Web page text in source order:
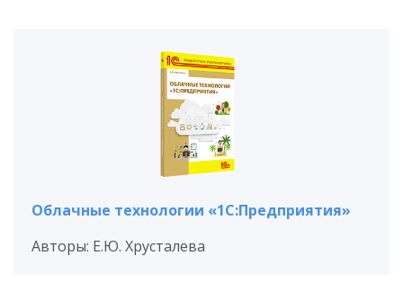
Облачные технологии «1С:Предприятия»
Авторы: Е.Ю. Хрусталева